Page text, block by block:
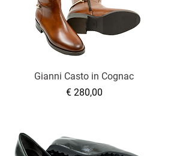
Gianni Casto in Cognac
Preis
€ 280,00